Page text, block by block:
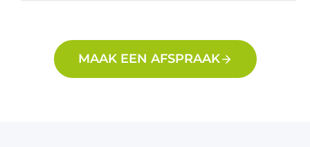
MAAK EEN AFSPRAAK